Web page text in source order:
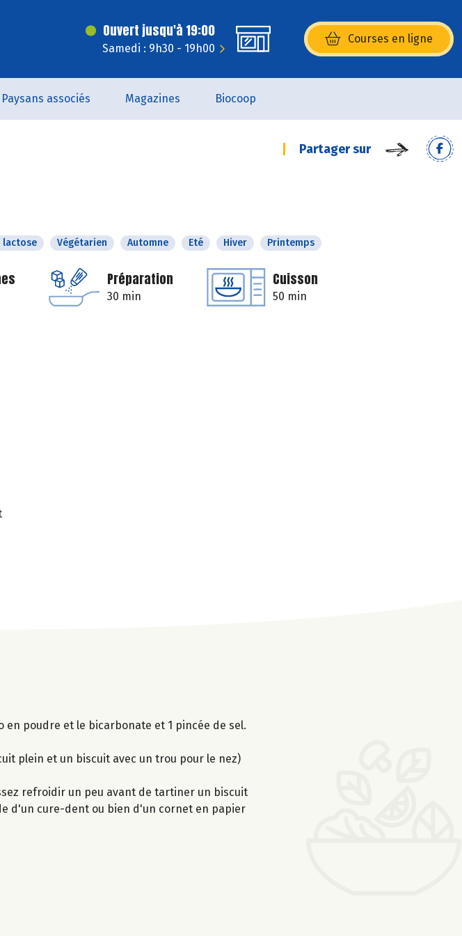
Ouvert jusqu'à 19:00
Samedi : 9h30 - 19h00
Courses en ligne
(s’ouvre dans une nouvelle
Paysans associés Magazines Biocoop
Partager sur
lactose Végétarien Automne Eté Hiver Printemps
Préparation
30 min
Cuisson
50 min
en poudre et le bicarbonate et 1 pincée de sel.
plein et un biscuit avec un trou pour le nez)
refroidir un peu avant de tartiner un biscuit
d'un cure-dent ou bien d'un cornet en papier